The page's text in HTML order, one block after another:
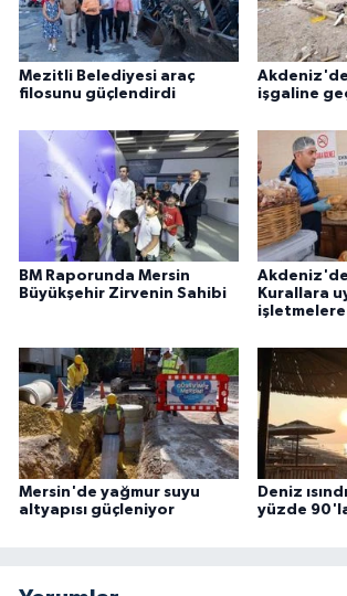
Mezitli Belediyesi araç
filosunu güçlendirdi
işgaline
BM Raporunda Mersin
Büyükşehir Zirvenin Sahibi
Akdeniz'de
Kurallara
işletmelere
Mersin'de yağmur suyu
altyapısı güçleniyor
Deniz
yüzde